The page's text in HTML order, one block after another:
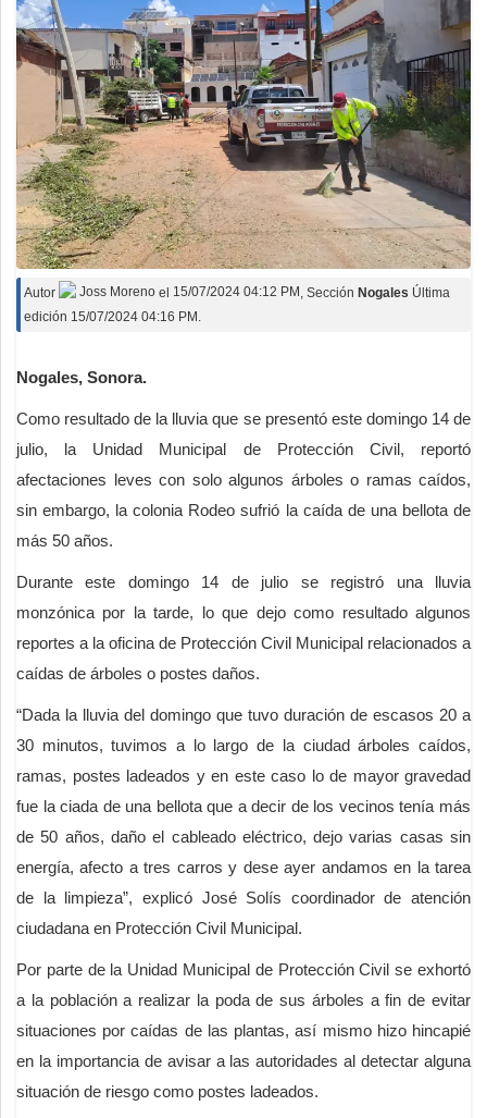
Autor Joss Moreno el 15/07/2024 04:12 PM , Sección Nogales Última
edición 15/07/2024 04:16 PM.
Nogales, Sonora.
Como resultado de la lluvia que se presentó este domingo 14 de
julio, la Unidad Municipal de Protección Civil, reportó
afectaciones leves con solo algunos árboles o ramas caídos,
sin embargo, la colonia Rodeo sufrió la caída de una bellota de
más 50 años.
Durante este domingo 14 de julio se registró una lluvia
monzónica por la tarde, lo que dejo como resultado algunos
reportes a la oficina de Protección Civil Municipal relacionados a
caídas de árboles o postes daños.
“Dada la lluvia del domingo que tuvo duración de escasos 20 a
30 minutos, tuvimos a lo largo de la ciudad árboles caídos,
ramas, postes ladeados y en este caso lo de mayor gravedad
fue la ciada de una bellota que a decir de los vecinos tenía más
de 50 años, daño el cableado eléctrico, dejo varias casas sin
energía, afecto a tres carros y dese ayer andamos en la tarea
de la limpieza”, explicó José Solís coordinador de atención
ciudadana en Protección Civil Municipal.
Por parte de la Unidad Municipal de Protección Civil se exhortó
a la población a realizar la poda de sus árboles a fin de evitar
situaciones por caídas de las plantas, así mismo hizo hincapié
en la importancia de avisar a las autoridades al detectar alguna
situación de riesgo como postes ladeados.